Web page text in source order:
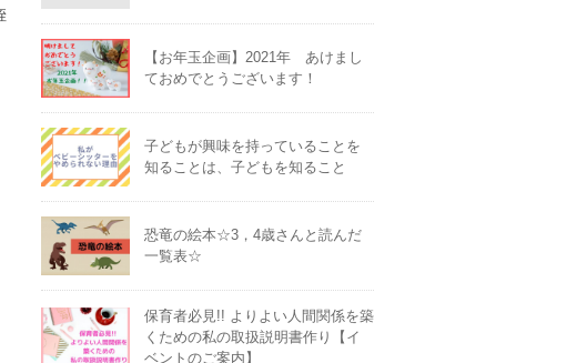
【お年玉企画】2021年 あけまし
ておめでとうございます！
子どもが興味を持っていることを
知ることは、子どもを知ること
恐竜の絵本☆3，4歳さんと読んだ
一覧表☆
保育者必見!! よりよい人間関係を築
くための私の取扱説明書作り【イ
ベントのご案内】